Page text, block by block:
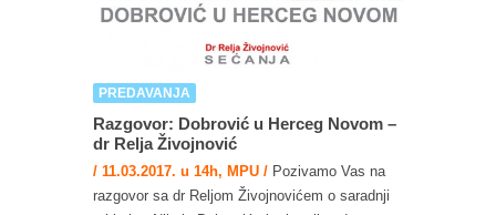
PREDAVANJA
Razgovor: Dobrović u Herceg Novom –
dr Relja Živojnović
/ 11.03.2017. u 14h, MPU / Pozivamo Vas na
razgovor sa dr Reljom Živojnovićem o saradnji